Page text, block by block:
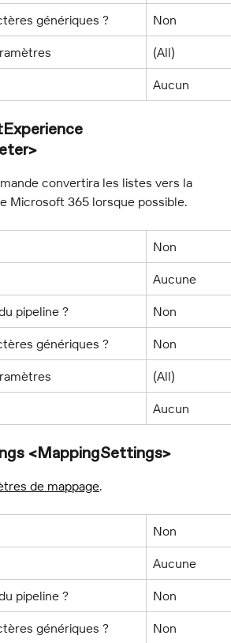
génériques ? Non
(All)
Aucun
convertira les listes vers la
Microsoft 365 lorsque possible.
Non
Aucune
pipeline ? Non
génériques ? Non
(All)
Aucun
<MappingSettings>
de mappage.
Non
Aucune
pipeline ? Non
génériques ? Non